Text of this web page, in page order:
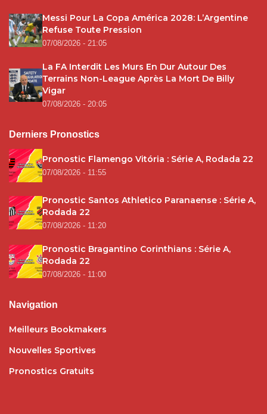
Messi Pour La Copa América 2028: L’Argentine
Refuse Toute Pression
07/08/2026 - 21:05
La FA Interdit Les Murs En Dur Autour Des
Terrains Non-League Après La Mort De Billy
Vigar
07/08/2026 - 20:05
Derniers Pronostics
Pronostic Flamengo Vitória : Série A, Rodada 22
07/08/2026 - 11:55
Pronostic Santos Athletico Paranaense : Série A,
Rodada 22
07/08/2026 - 11:20
Pronostic Bragantino Corinthians : Série A,
Rodada 22
07/08/2026 - 11:00
Navigation
Meilleurs Bookmakers
Nouvelles Sportives
Pronostics Gratuits